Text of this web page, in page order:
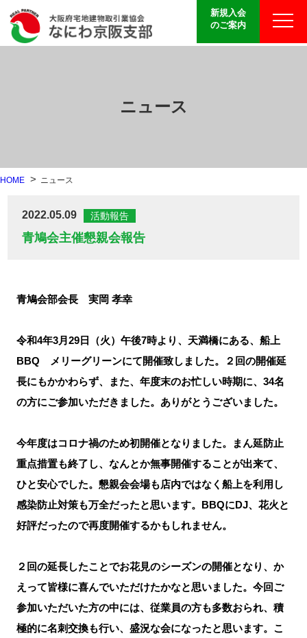
新規入会
のご案内
ニュース
HOME ニュース
2022.05.09 活動報告
青鳩会主催懇親会報告
青鳩会部会長 実岡 孝幸
令和4年3月29日（火）午後7時より、天満橋にある、船上
BBQ メリーグリーンにて開催致しました。２回の開催延
長にもかかわらず、また、年度末のお忙しい時期に、34名
の方にご参加いただきました。ありがとうございました。
今年度はコロナ禍のため初開催となりました。まん延防止
重点措置も終了し、なんとか無事開催することが出来て、
ひと安心でした。懇親会会場も店内ではなく船上を利用し
感染防止対策も万全だったと思います。BBQにDJ、花火と
好評だったので再度開催するかもしれません。
２回の延長したことでお花見のシーズンの開催となり、か
えって皆様に喜んでいただけたかなと思いました。今回ご
参加いただいた方の中には、従業員の方も多数おられ、積
極的に名刺交換も行い、盛況な会になったと思います。こ